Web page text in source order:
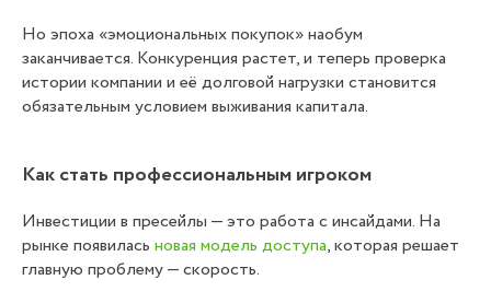
Но эпоха «эмоциональных покупок» наобум
заканчивается. Конкуренция растет, и теперь проверка
истории компании и её долговой нагрузки становится
обязательным условием выживания капитала.
Как стать профессиональным игроком
Инвестиции в пресейлы — это работа с инсайдами. На
рынке появилась новая модель доступа, которая решает
главную проблему — скорость.